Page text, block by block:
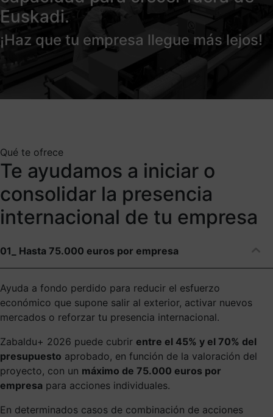
Euskadi.
¡Haz que tu empresa llegue más lejos!
Qué te ofrece
Te ayudamos a iniciar o
consolidar la presencia
internacional de tu empresa
01_ Hasta 75.000 euros por empresa
Ayuda a fondo perdido para reducir el esfuerzo
económico que supone salir al exterior, activar nuevos
mercados o reforzar tu presencia internacional.
Zabaldu+ 2026 puede cubrir entre el 45% y el 70% del
presupuesto aprobado, en función de la valoración del
proyecto, con un máximo de 75.000 euros por
empresa para acciones individuales.
En determinados casos de combinación de acciones